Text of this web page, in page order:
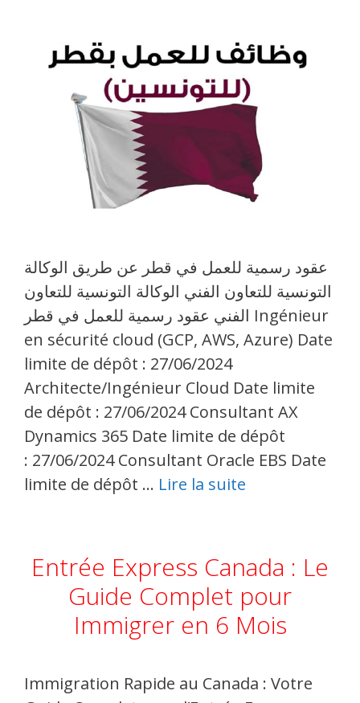
عقود رسمية للعمل في قطر عن طريق الوكالة
التونسية للتعاون الفني الوكالة التونسية للتعاون
الفني عقود رسمية للعمل في قطر Ingénieur
en sécurité cloud (GCP, AWS, Azure) Date
limite de dépôt : 27/06/2024
Architecte/Ingénieur Cloud Date limite
de dépôt : 27/06/2024 Consultant AX
Dynamics 365 Date limite de dépôt
: 27/06/2024 Consultant Oracle EBS Date
limite de dépôt … Lire la suite
Entrée Express Canada : Le
Guide Complet pour
Immigrer en 6 Mois
Immigration Rapide au Canada : Votre